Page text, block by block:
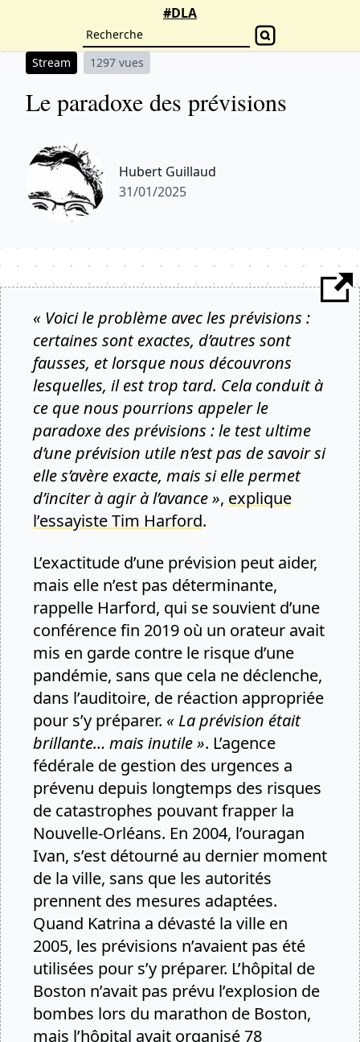
#DLA
Stream 1297 vues
Le paradoxe des prévisions
Hubert Guillaud
31/01/2025
« Voici le problème avec les prévisions :
certaines sont exactes, d’autres sont
fausses, et lorsque nous découvrons
lesquelles, il est trop tard. Cela conduit à
ce que nous pourrions appeler le
paradoxe des prévisions : le test ultime
d’une prévision utile n’est pas de savoir si
elle s’avère exacte, mais si elle permet
d’inciter à agir à l’avance », explique
l’essayiste Tim Harford.
L’exactitude d’une prévision peut aider,
mais elle n’est pas déterminante,
rappelle Harford, qui se souvient d’une
conférence fin 2019 où un orateur avait
mis en garde contre le risque d’une
pandémie, sans que cela ne déclenche,
dans l’auditoire, de réaction appropriée
pour s’y préparer. « La prévision était
brillante… mais inutile ». L’agence
fédérale de gestion des urgences a
prévenu depuis longtemps des risques
de catastrophes pouvant frapper la
Nouvelle-Orléans. En 2004, l’ouragan
Ivan, s’est détourné au dernier moment
de la ville, sans que les autorités
prennent des mesures adaptées.
Quand Katrina a dévasté la ville en
2005, les prévisions n’avaient pas été
utilisées pour s’y préparer. L’hôpital de
Boston n’avait pas prévu l’explosion de
bombes lors du marathon de Boston,
mais l’hôpital avait organisé 78